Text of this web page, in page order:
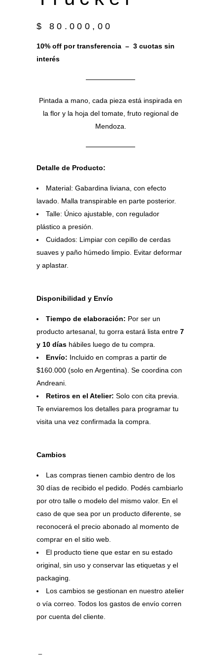
$ 80.000,00
10% off por transferencia – 3 cuotas sin
interés
Pintada a mano, cada pieza está inspirada en
la flor y la hoja del tomate, fruto regional de
Mendoza.
Detalle de Producto:
Material: Gabardina liviana, con efecto
lavado. Malla transpirable en parte posterior.
Talle: Único ajustable, con regulador
plástico a presión.
Cuidados: Limpiar con cepillo de cerdas
suaves y paño húmedo limpio. Evitar deformar
y aplastar.
Disponibilidad y Envío
Tiempo de elaboración: Por ser un
producto artesanal, tu gorra estará lista entre 7
y 10 días hábiles luego de tu compra.
Envío: Incluido en compras a partir de
$160.000 (solo en Argentina). Se coordina con
Andreani.
Retiros en el Atelier: Solo con cita previa.
Te enviaremos los detalles para programar tu
visita una vez confirmada la compra.
Cambios
Las compras tienen cambio dentro de los
30 días de recibido el pedido. Podés cambiarlo
por otro talle o modelo del mismo valor. En el
caso de que sea por un producto diferente, se
reconocerá el precio abonado al momento de
comprar en el sitio web.
El producto tiene que estar en su estado
original, sin uso y conservar las etiquetas y el
packaging.
Los cambios se gestionan en nuestro atelier
o vía correo. Todos los gastos de envío corren
por cuenta del cliente.